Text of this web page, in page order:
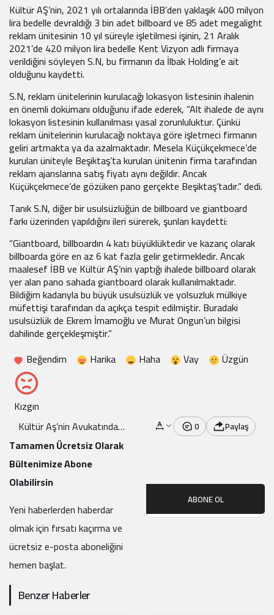
Kültür AŞ’nin, 2021 yılı ortalarında İBB’den yaklaşık 400 milyon
lira bedelle devraldığı 3 bin adet billboard ve 85 adet megalight
reklam ünitesinin 10 yıl süreyle işletilmesi işinin, 21 Aralık
2021’de 420 milyon lira bedelle Kent Vizyon adlı firmaya
verildiğini söyleyen S.N, bu firmanın da İlbak Holding’e ait
olduğunu kaydetti.
S.N, reklam ünitelerinin kurulacağı lokasyon listesinin ihalenin
en önemli dokümanı olduğunu ifade ederek, “Alt ihalede de aynı
lokasyon listesinin kullanılması yasal zorunluluktur. Çünkü
reklam ünitelerinin kurulacağı noktaya göre işletmeci firmanın
geliri artmakta ya da azalmaktadır. Mesela Küçükçekmece’de
kurulan üniteyle Beşiktaş’ta kurulan ünitenin firma tarafından
reklam ajanslarına satış fiyatı aynı değildir. Ancak
Küçükçekmece’de gözüken pano gerçekte Beşiktaş’tadır.” dedi.
Tanık S.N, diğer bir usulsüzlüğün de billboard ve giantboard
farkı üzerinden yapıldığını ileri sürerek, şunları kaydetti:
“Giantboard, billboardın 4 katı büyüklüktedir ve kazanç olarak
billboarda göre en az 6 kat fazla gelir getirmekledir. Ancak
maalesef İBB ve Kültür AŞ’nin yaptığı ihalede billboard olarak
yer alan pano sahada giantboard olarak kullanılmaktadır.
Bildiğim kadarıyla bu büyük usulsüzlük ve yolsuzluk mülkiye
müfettişi tarafından da açıkça tespit edilmiştir. Buradaki
usulsüzlük de Ekrem İmamoğlu ve Murat Ongun’un bilgisi
dahilinde gerçekleşmiştir.”
Beğendim
Harika Haha Vay Üzgün
Kızgın
Kültür Aş’nin Avukatından
“Usulsüz Ihale Ve Işlem”
Iddiası
0 Paylaş
Tamamen Ücretsiz Olarak
Bültenimize Abone
Olabilirsin
Yeni haberlerden haberdar
olmak için fırsatı kaçırma ve
ücretsiz e-posta aboneliğini
hemen başlat.
ABONE OL
Benzer Haberler